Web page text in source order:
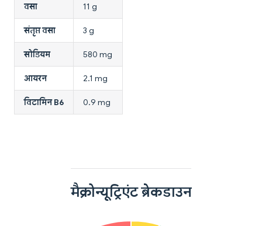
वसा 11 g
संतृप्त वसा 3 g
सोडियम 580 mg
आयरन 2.1 mg
विटामिन B6 0.9 mg
मैक्रोन्यूट्रिएंट ब्रेकडाउन